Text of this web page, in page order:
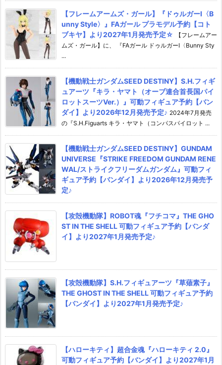
【フレームアームズ・ガール】『ドゥルガーI〈B
unny Style〉』FAガール プラモデル予約【コト
ブキヤ】より2027年1月発売予定☆
【フレームアー
ムズ・ガール】に、 『FAガール ドゥルガーI〈Bunny Sty
...
【機動戦士ガンダムSEED DESTINY】S.H.フィギ
ュアーツ『キラ・ヤマト（オーブ連合首長国パイ
ロットスーツVer.）』可動フィギュア予約【バン
ダイ】より2026年12月発売予定♪ 2024年7月発売
の『S.H.Figuarts キラ・ヤマト（コンパスパイロット ...
【機動戦士ガンダムSEED DESTINY】GUNDAM
UNIVERSE『STRIKE FREEDOM GUNDAM RENE
WAL/ストライクフリーダムガンダム』可動フィ
ギュア予約【バンダイ】より2026年12月発売予
定♪
【攻殻機動隊】ROBOT魂『フチコマ』THE GHO
ST IN THE SHELL 可動フィギュア予約【バンダ
イ】より2027年1月発売予定♪
【攻殻機動隊】S.H.フィギュアーツ『草薙素子』
THE GHOST IN THE SHELL 可動フィギュア予約
【バンダイ】より2027年1月発売予定♪
【ハローキティ】超合金魂『ハローキティ 2.0』
可動フィギュア予約【バンダイ】より2027年1月